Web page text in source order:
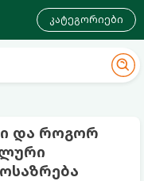
კატეგორიები
და როგორ